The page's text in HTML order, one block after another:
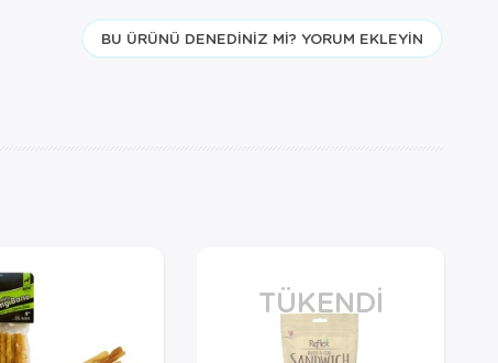
BU ÜRÜNÜ DENEDINIZ MI? YORUM EKLEYIN
TÜKENDI